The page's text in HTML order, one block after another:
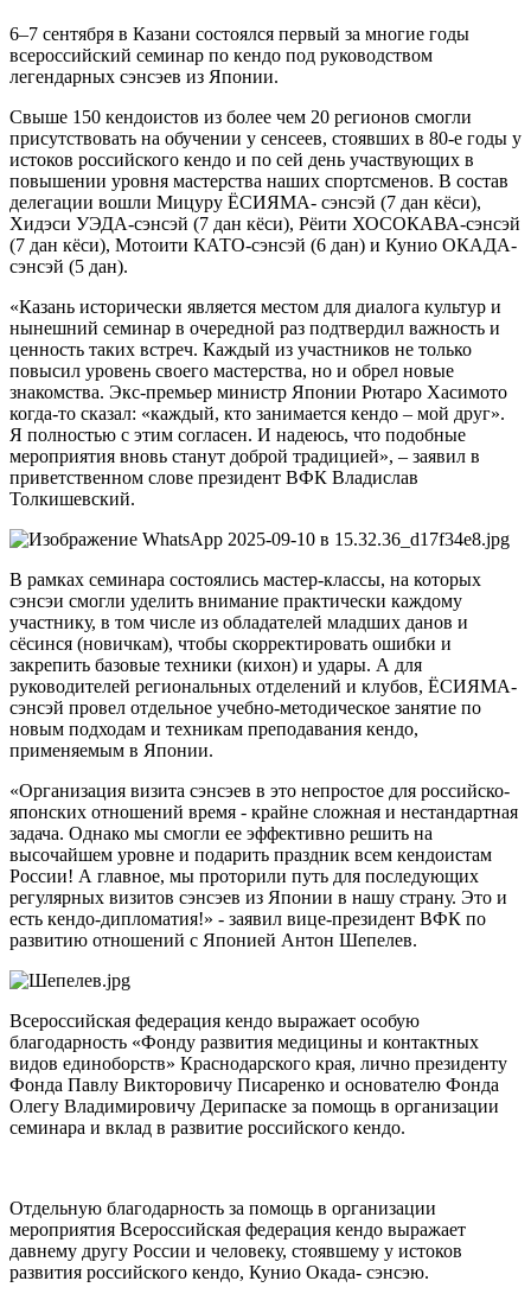
6–7 сентября в Казани состоялся первый за многие годы
всероссийский семинар по кендо под руководством
легендарных сэнсэев из Японии.
Свыше 150 кендоистов из более чем 20 регионов смогли
присутствовать на обучении у сенсеев, стоявших в 80-е годы у
истоков российского кендо и по сей день участвующих в
повышении уровня мастерства наших спортсменов. В состав
делегации вошли Мицуру ЁСИЯМА- сэнсэй (7 дан кёси),
Хидэси УЭДА-сэнсэй (7 дан кёси), Рёити ХОСОКАВА-сэнсэй
(7 дан кёси), Мотоити КАТО-сэнсэй (6 дан) и Кунио ОКАДА-
сэнсэй (5 дан).
«Казань исторически является местом для диалога культур и
нынешний семинар в очередной раз подтвердил важность и
ценность таких встреч. Каждый из участников не только
повысил уровень своего мастерства, но и обрел новые
знакомства. Экс-премьер министр Японии Рютаро Хасимото
когда-то сказал: «каждый, кто занимается кендо – мой друг».
Я полностью с этим согласен. И надеюсь, что подобные
мероприятия вновь станут доброй традицией», – заявил в
приветственном слове президент ВФК Владислав
Толкишевский.
В рамках семинара состоялись мастер-классы, на которых
сэнсэи смогли уделить внимание практически каждому
участнику, в том числе из обладателей младших данов и
сёсинся (новичкам), чтобы скорректировать ошибки и
закрепить базовые техники (кихон) и удары. А для
руководителей региональных отделений и клубов, ЁСИЯМА-
сэнсэй провел отдельное учебно-методическое занятие по
новым подходам и техникам преподавания кендо,
применяемым в Японии.
«Организация визита сэнсэев в это непростое для российско-
японских отношений время - крайне сложная и нестандартная
задача. Однако мы смогли ее эффективно решить на
высочайшем уровне и подарить праздник всем кендоистам
России! А главное, мы проторили путь для последующих
регулярных визитов сэнсэев из Японии в нашу страну. Это и
есть кендо-дипломатия!» - заявил вице-президент ВФК по
развитию отношений с Японией Антон Шепелев.
Всероссийская федерация кендо выражает особую
благодарность «Фонду развития медицины и контактных
видов единоборств» Краснодарского края, лично президенту
Фонда Павлу Викторовичу Писаренко и основателю Фонда
Олегу Владимировичу Дерипаске за помощь в организации
семинара и вклад в развитие российского кендо.
Отдельную благодарность за помощь в организации
мероприятия Всероссийская федерация кендо выражает
давнему другу России и человеку, стоявшему у истоков
развития российского кендо, Кунио Окада- сэнсэю.